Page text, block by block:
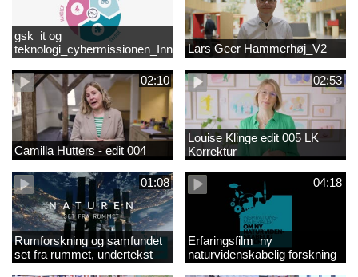
gsk_it og
teknologi_cybermissionen_InnovationscirklenLars Geer Hammerhøj_V2
02:10
Camilla Hutters - edit 004
02:53
Louise Klinge edit 005 LK
Korrektur
01:08
Rumforskning og samfundet
set fra rummet, undertekst
04:18
Erfaringsfilm_ny
naturvidenskabelig forskning